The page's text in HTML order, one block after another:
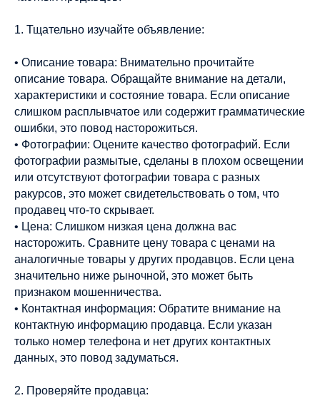
1. Тщательно изучайте объявление:
• Описание товара: Внимательно прочитайте
описание товара. Обращайте внимание на детали,
характеристики и состояние товара. Если описание
слишком расплывчатое или содержит грамматические
ошибки, это повод насторожиться.
• Фотографии: Оцените качество фотографий. Если
фотографии размытые, сделаны в плохом освещении
или отсутствуют фотографии товара с разных
ракурсов, это может свидетельствовать о том, что
продавец что-то скрывает.
• Цена: Слишком низкая цена должна вас
насторожить. Сравните цену товара с ценами на
аналогичные товары у других продавцов. Если цена
значительно ниже рыночной, это может быть
признаком мошенничества.
• Контактная информация: Обратите внимание на
контактную информацию продавца. Если указан
только номер телефона и нет других контактных
данных, это повод задуматься.
2. Проверяйте продавца: